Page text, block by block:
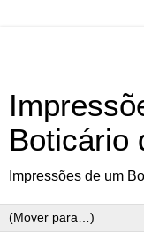
Boticário
Impressões de um